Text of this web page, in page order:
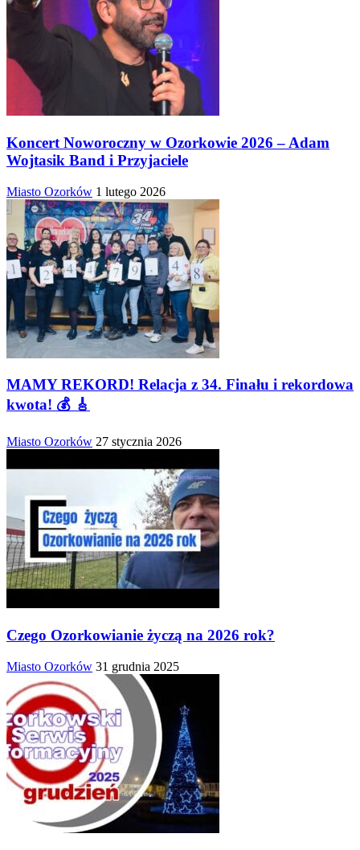
Koncert Noworoczny w Ozorkowie 2026 – Adam
Wojtasik Band i Przyjaciele
Miasto Ozorków 1 lutego 2026
MAMY REKORD! Relacja z 34. Finału i rekordowa
kwota! 💰 🎸
Miasto Ozorków 27 stycznia 2026
Czego Ozorkowianie życzą na 2026 rok?
Miasto Ozorków 31 grudnia 2025